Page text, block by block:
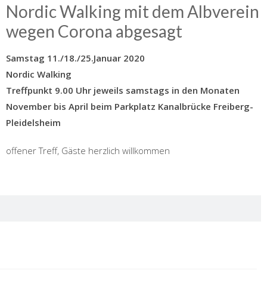
Nordic Walking mit dem Albverein
wegen Corona abgesagt
Samstag 11./18./25.Januar 2020
Nordic Walking
Treffpunkt 9.00 Uhr jeweils samstags in den Monaten
November bis April beim Parkplatz Kanalbrücke Freiberg-
Pleidelsheim
offener Treff, Gäste herzlich willkommen